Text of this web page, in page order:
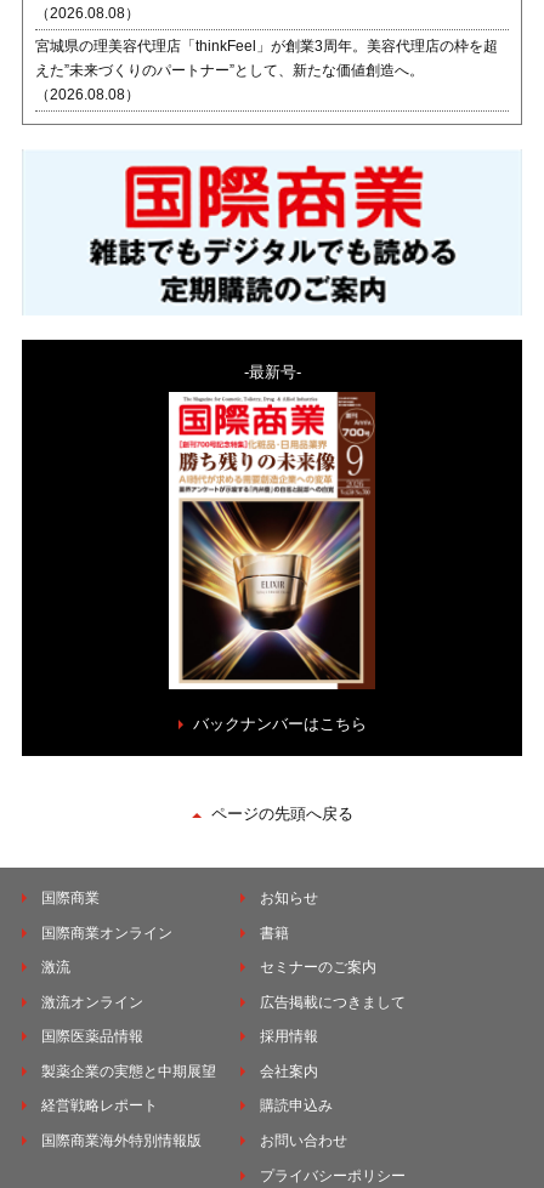
（2026.08.08）
宮城県の理美容代理店「thinkFeel」が創業3周年。美容代理店の枠を超
えた”未来づくりのパートナー”として、新たな価値創造へ。
（2026.08.08）
-最新号-
バックナンバーはこちら
ページの先頭へ戻る
国際商業
国際商業オンライン
激流
激流オンライン
国際医薬品情報
製薬企業の実態と中期展望
経営戦略レポート
国際商業海外特別情報版
お知らせ
書籍
セミナーのご案内
広告掲載につきまして
採用情報
会社案内
購読申込み
お問い合わせ
プライバシーポリシー